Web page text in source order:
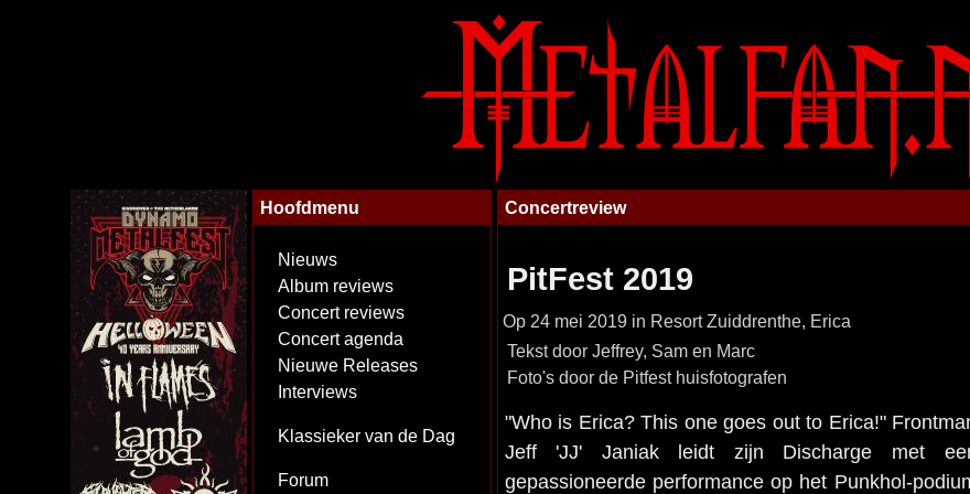
Hoofdmenu
Nieuws
Album reviews
Concert reviews
Concert agenda
Nieuwe Releases
Interviews
Klassieker van de Dag
Forum
Concertreview
PitFest 2019
Op 24 mei 2019 in Resort Zuiddrenthe, Erica
Tekst door Jeffrey, Sam en Marc
Foto's door de Pitfest huisfotografen
"Who is Erica? This one goes out to Erica!"
Jeff 'JJ' Janiak leidt zijn Discharge met
gepassioneerde performance op het Punkhol-